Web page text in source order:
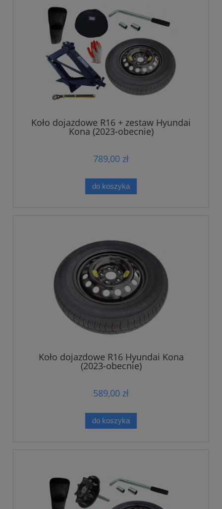
Koło dojazdowe R16 + zestaw Hyundai
Kona (2023-obecnie)
789,00 zł
do koszyka
Koło dojazdowe R16 Hyundai Kona
(2023-obecnie)
589,00 zł
do koszyka